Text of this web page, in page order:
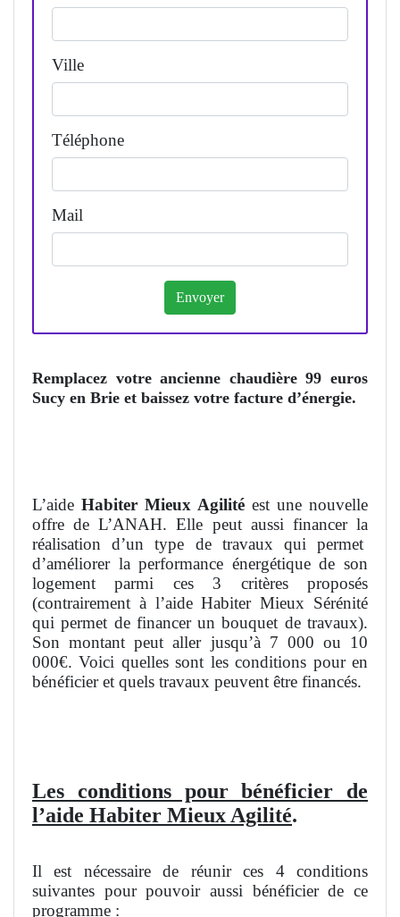
Ville
Téléphone
Mail
Remplacez votre ancienne chaudière 99 euros
Sucy en Brie et baissez votre facture d’énergie.
L’aide Habiter Mieux Agilité est une nouvelle
offre de L’ANAH. Elle peut aussi financer la
réalisation d’un type de travaux qui permet
d’améliorer la performance énergétique de son
logement parmi ces 3 critères proposés
(contrairement à l’aide Habiter Mieux Sérénité
qui permet de financer un bouquet de travaux).
Son montant peut aller jusqu’à 7 000 ou 10
000€. Voici quelles sont les conditions pour en
bénéficier et quels travaux peuvent être financés.
Les conditions pour bénéficier de
l’aide Habiter Mieux Agilité.
Il est nécessaire de réunir ces 4 conditions
suivantes pour pouvoir aussi bénéficier de ce
programme :